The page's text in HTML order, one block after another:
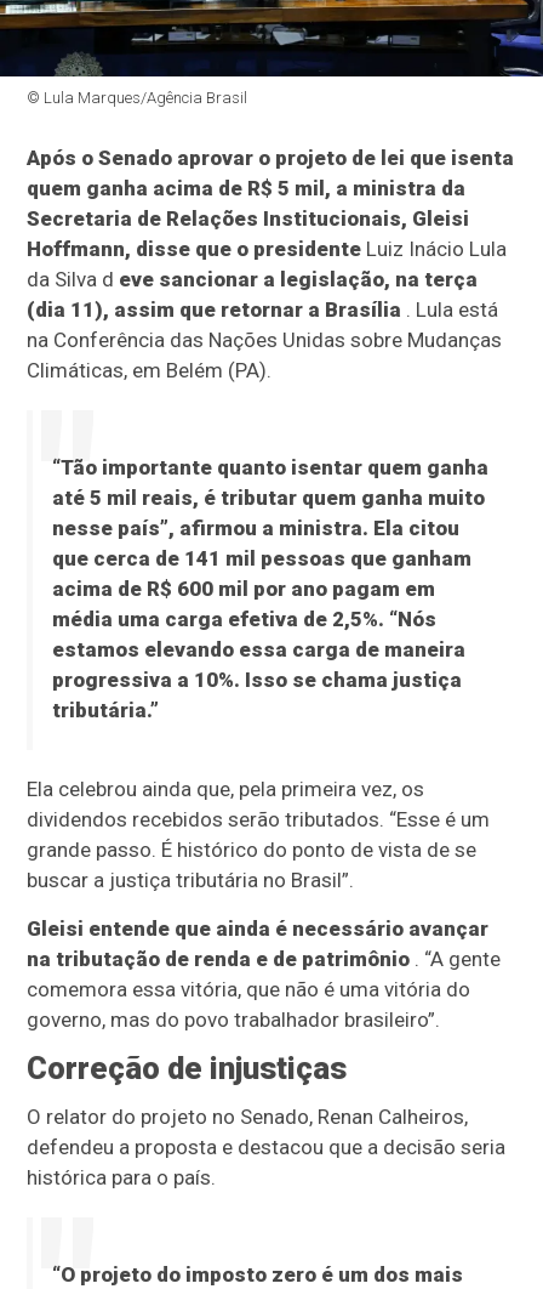
© Lula Marques/Agência Brasil
Após o Senado aprovar o projeto de lei que isenta
quem ganha acima de R$ 5 mil, a ministra da
Secretaria de Relações Institucionais, Gleisi
Hoffmann, disse que o presidente Luiz Inácio Lula
da Silva d eve sancionar a legislação, na terça
(dia 11), assim que retornar a Brasília . Lula está
na Conferência das Nações Unidas sobre Mudanças
Climáticas, em Belém (PA).
“Tão importante quanto isentar quem ganha
até 5 mil reais, é tributar quem ganha muito
nesse país”, afirmou a ministra. Ela citou
que cerca de 141 mil pessoas que ganham
acima de R$ 600 mil por ano pagam em
média uma carga efetiva de 2,5%. “Nós
estamos elevando essa carga de maneira
progressiva a 10%. Isso se chama justiça
tributária.”
Ela celebrou ainda que, pela primeira vez, os
dividendos recebidos serão tributados. “Esse é um
grande passo. É histórico do ponto de vista de se
buscar a justiça tributária no Brasil”.
Gleisi entende que ainda é necessário avançar
na tributação de renda e de patrimônio . “A gente
comemora essa vitória, que não é uma vitória do
governo, mas do povo trabalhador brasileiro”.
Correção de injustiças
O relator do projeto no Senado, Renan Calheiros,
defendeu a proposta e destacou que a decisão seria
histórica para o país.
“O projeto do imposto zero é um dos mais